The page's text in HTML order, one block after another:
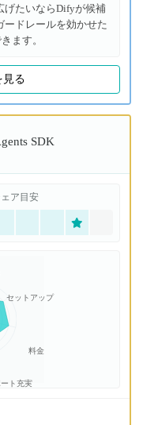
げたいならDifyが候補
ードレールを効かせた
ます。
見る
SDK
ア目安
セットアップ
料金
ト充実